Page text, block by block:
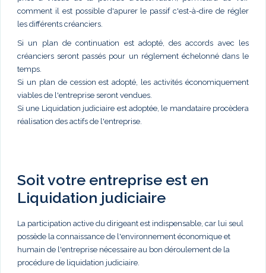
comment il est possible d'apurer le passif c'est-à-dire de régler
les différents créanciers.
Si un plan de continuation est adopté, des accords avec les
créanciers seront passés pour un réglement échelonné dans le
temps.
Si un plan de cession est adopté, les activités économiquement
viables de l'entreprise seront vendues.
Si une Liquidation judiciaire est adoptée, le mandataire procèdera
réalisation des actifs de l'entreprise.
Soit votre entreprise est en
Liquidation judiciaire
La participation active du dirigeant est indispensable, car lui seul
possède la connaissance de l'environnement économique et
humain de l'entreprise nécessaire au bon déroulement de la
procédure de liquidation judiciaire.